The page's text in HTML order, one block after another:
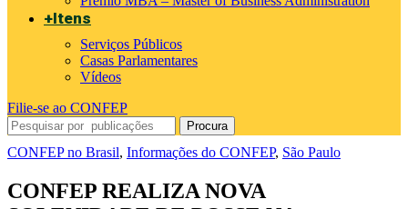
+Itens
Serviços Públicos
Casas Parlamentares
Vídeos
Filie-se ao CONFEP
Procura
CONFEP no Brasil, Informações do CONFEP, São Paulo
CONFEP REALIZA NOVA